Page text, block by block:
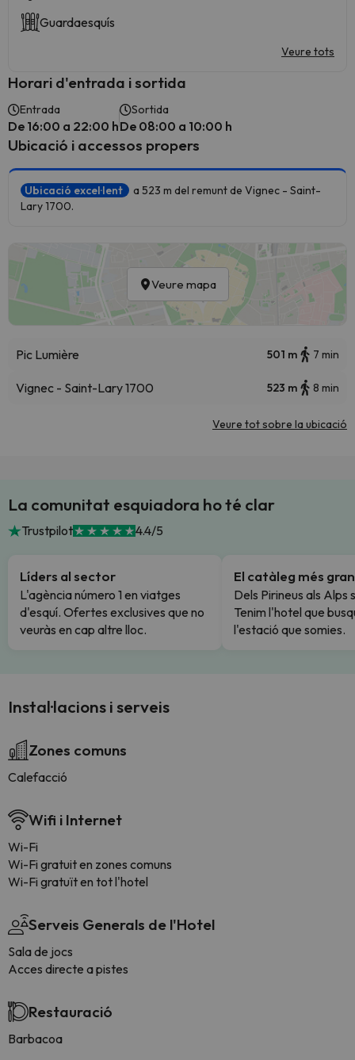
Guardaesquís
Veure tots
Horari d'entrada i sortida
Entrada
De 16:00 a 22:00 h
Sortida
De 08:00 a 10:00 h
Ubicació i accessos propers
Ubicació excel·lent
a 523 m del remunt de Vignec - Saint-
Lary 1700.
Veure mapa
Pic Lumière 501 m 7 min
Vignec - Saint-Lary 1700 523 m 8 min
Veure tot sobre la ubicació
La comunitat esquiadora ho té clar
Trustpilot 4.4/5
Líders al sector
L'agència número 1 en viatges
d'esquí. Ofertes exclusives que no
veuràs en cap altre lloc.
El catàleg més gran
Dels Pirineus als Alps
Tenim l'hotel que
l'estació que somies.
Instal·lacions i serveis
Zones comuns
Calefacció
Wifi i Internet
Wi-Fi
Wi-Fi gratuit en zones comuns
Wi-Fi gratuït en tot l'hotel
Serveis Generals de l'Hotel
Sala de jocs
Acces directe a pistes
Restauració
Barbacoa